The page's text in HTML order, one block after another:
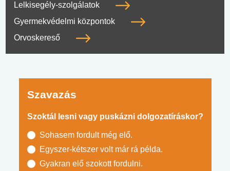
Lelkisegély-szolgálatok
Gyermekvédelmi központok
Orvoskereső
Szavazás
Szoktál lesni vagy puskázni dolgozatíráskor?
Sohasem fordult még elő.
Egyszer-kétszer volt már rá példa.
Gyakran elő szokott fordulni.